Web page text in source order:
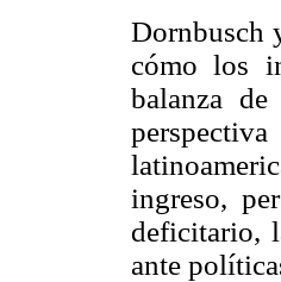
Dornbusch
cómo los
balanza
ingreso,
deficitario,
ante